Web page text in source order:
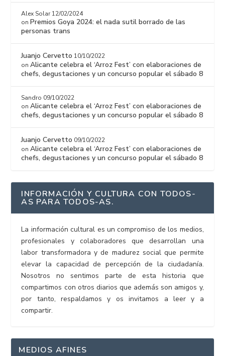
Alex Solar 12/02/2024
on Premios Goya 2024: el nada sutil borrado de las
personas trans
Juanjo Cervetto 10/10/2022
onAlicante celebra el ‘Arroz Fest’ con elaboraciones de
chefs, degustaciones y un concurso popular el sábado 8
Sandro 09/10/2022
onAlicante celebra el ‘Arroz Fest’ con elaboraciones de
chefs, degustaciones y un concurso popular el sábado 8
Juanjo Cervetto 09/10/2022
onAlicante celebra el ‘Arroz Fest’ con elaboraciones de
chefs, degustaciones y un concurso popular el sábado 8
INFORMACIÓN Y CULTURA CON TODOS-
AS PARA TODOS-AS.
La información cultural es un compromiso de los medios,
profesionales y colaboradores que desarrollan una
labor transformadora y de madurez social que permite
elevar la capacidad de percepción de la ciudadanía.
Nosotros no sentimos parte de esta historia que
compartimos con otros diarios que además son amigos y,
por tanto, respaldamos y os invitamos a leer y a
compartir.
MEDIOS AFINES